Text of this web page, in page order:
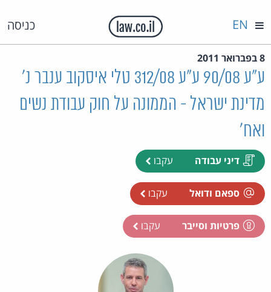
כניסה EN
8 בפברואר 2011
ע"ע 90/08 ע"ע 312/08 טלי איסקוב ענבר נ'
מדינת ישראל - הממונה על חוק עבודת נשים
ואח'
דיני עבודה עקבו
ספאם ודואל עקבו
פרטיות וסייבר עקבו